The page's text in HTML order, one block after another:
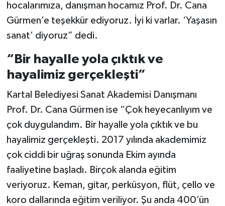
hocalarımıza, danışman hocamız Prof. Dr. Cana
Gürmen’e teşekkür ediyoruz. İyi ki varlar. ‘Yaşasın
sanat’ diyoruz” dedi.
“Bir hayalle yola çıktık ve
hayalimiz gerçekleşti”
Kartal Belediyesi Sanat Akademisi Danışmanı
Prof. Dr. Cana Gürmen ise “Çok heyecanlıyım ve
çok duygulandım. Bir hayalle yola çıktık ve bu
hayalimiz gerçekleşti. 2017 yılında akademimiz
çok ciddi bir uğraş sonunda Ekim ayında
faaliyetine başladı. Birçok alanda eğitim
veriyoruz. Keman, gitar, perküsyon, flüt, çello ve
koro dallarında eğitim veriliyor. Şu anda 400’ün